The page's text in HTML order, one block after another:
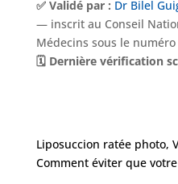
✅ Validé par : Dr Bilel
— inscrit au Conseil
Médecins sous le numéro
🗓️ Dernière vérification
Liposuccion ratée photo,
Comment éviter que